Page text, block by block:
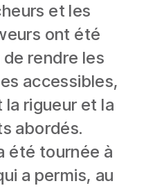
et les
ont été
rendre les
accessibles,
rigueur et la
abordés.
été tournée à
a permis, au